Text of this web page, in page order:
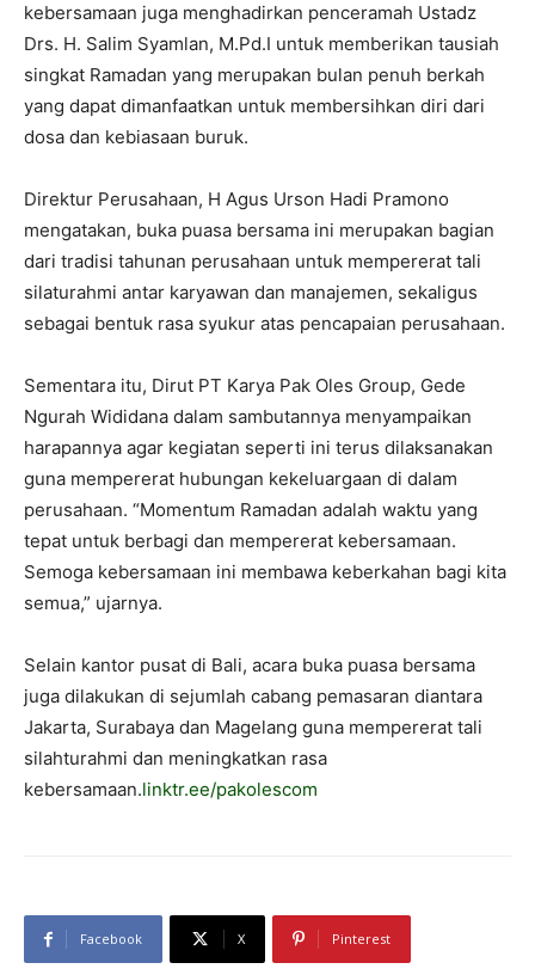
kebersamaan juga menghadirkan penceramah Ustadz
Drs. H. Salim Syamlan, M.Pd.I untuk memberikan tausiah
singkat Ramadan yang merupakan bulan penuh berkah
yang dapat dimanfaatkan untuk membersihkan diri dari
dosa dan kebiasaan buruk.
Direktur Perusahaan, H Agus Urson Hadi Pramono
mengatakan, buka puasa bersama ini merupakan bagian
dari tradisi tahunan perusahaan untuk mempererat tali
silaturahmi antar karyawan dan manajemen, sekaligus
sebagai bentuk rasa syukur atas pencapaian perusahaan.
Sementara itu, Dirut PT Karya Pak Oles Group, Gede
Ngurah Wididana dalam sambutannya menyampaikan
harapannya agar kegiatan seperti ini terus dilaksanakan
guna mempererat hubungan kekeluargaan di dalam
perusahaan. “Momentum Ramadan adalah waktu yang
tepat untuk berbagi dan mempererat kebersamaan.
Semoga kebersamaan ini membawa keberkahan bagi kita
semua,” ujarnya.
Selain kantor pusat di Bali, acara buka puasa bersama
juga dilakukan di sejumlah cabang pemasaran diantara
Jakarta, Surabaya dan Magelang guna mempererat tali
silahturahmi dan meningkatkan rasa
kebersamaan.linktr.ee/pakolescom
Facebook X Pinterest